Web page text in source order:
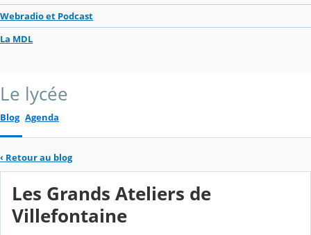
Webradio et Podcast
La MDL
Le lycée
Blog Agenda
‹ Retour au blog
Les Grands Ateliers de
Villefontaine